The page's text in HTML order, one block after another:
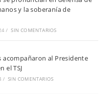
y la soberanía de
/ SIN COMENTARIOS
acompañaron al Presidente
el TSJ
/ SIN COMENTARIOS